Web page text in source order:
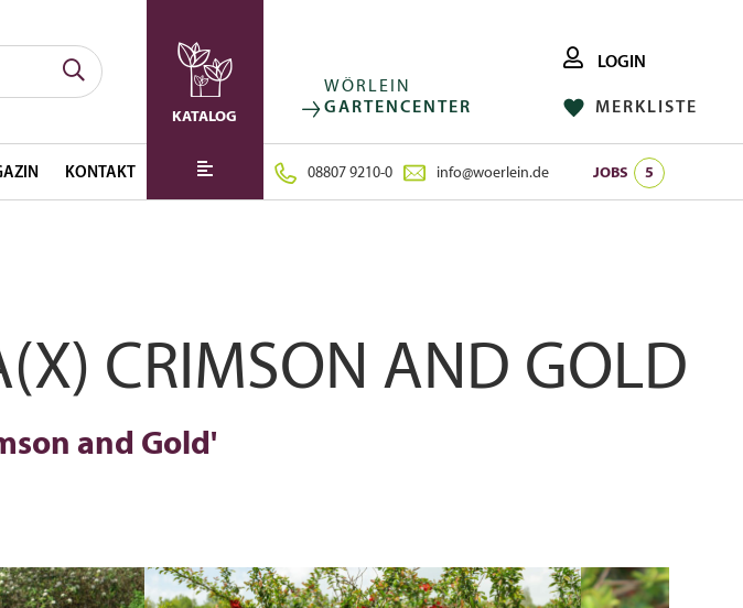
KATALOG
KONTAKT
WÖRLEIN
GARTENCENTER
LOGIN
MERKLISTE
08807 9210-0 info@woerlein.de JOBS 5
FOLGE UNS AUF: INSTAGRAM FACEBOOK
CRIMSON AND GOLD
and Gold'